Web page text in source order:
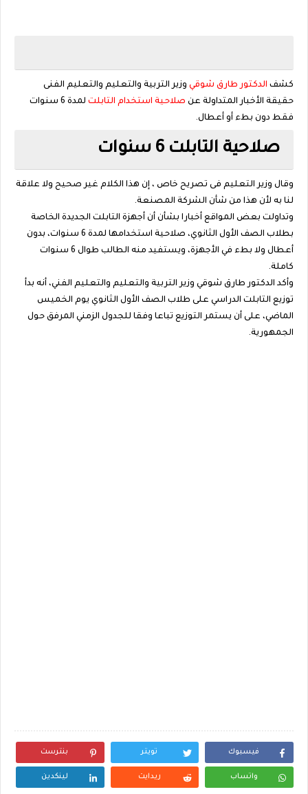
كشف الدكتور طارق شوقي وزير التربية والتعليم والتعليم الفنى
حقيقة الأخبار المتداولة عن صلاحية استخدام التابلت
لمدة 6 سنوات
فقط دون بطء أو أعطال.
صلاحية التابلت 6 سنوات
وقال وزير التعليم فى تصريح خاص ، إن هذا الكلام غير صحيح ولا علاقة
لنا به لأن هذا من شأن الشركة المصنعة.
وتداولت بعض المواقع أخبارا بشأن أن أجهزة التابلت الجديدة الخاصة
بطلاب الصف الأول الثانوي، صلاحية استخدامها لمدة 6 سنوات، بدون
أعطال ولا بطء في الأجهزة، ويستفيد منه الطالب طوال 6 سنوات
كاملة.
وأكد الدكتور طارق شوقي وزير التربية والتعليم والتعليم الفني، أنه بدأ
توزيع التابلت الدراسي على طلاب الصف الأول الثانوي يوم الخميس
الماضي، على أن يستمر التوزيع تباعا وفقا للجدول الزمني المرفق حول
الجمهورية.
فيسبوك تويتر بنترست
واتساب ريدايت لينكدين